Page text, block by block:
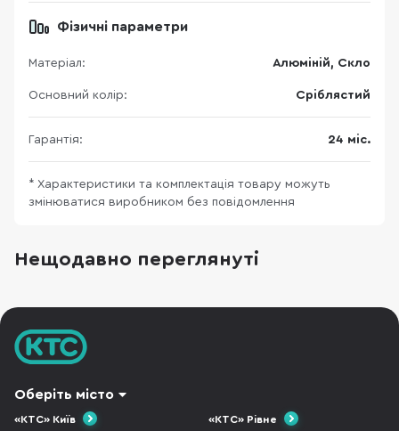
Фізичні параметри
Матеріал: Алюміній, Скло
Основний колір: Сріблястий
Гарантія: 24 міс.
* Характеристики та комплектація товару можуть
змінюватися виробником без повідомлення
Нещодавно переглянуті
Оберіть місто
«КТС» Київ «КТС» Рівне